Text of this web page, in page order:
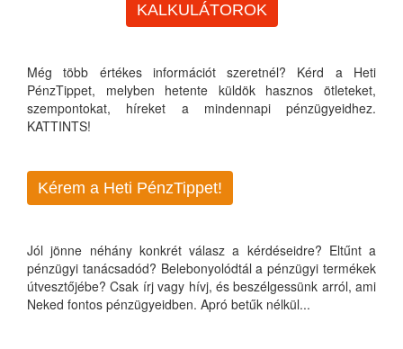
KALKULÁTOROK
Még több értékes információt szeretnél? Kérd a Heti
PénzTippet, melyben hetente küldök hasznos ötleteket,
szempontokat, híreket a mindennapi pénzügyeidhez.
KATTINTS!
Kérem a Heti PénzTippet!
Jól jönne néhány konkrét válasz a kérdéseidre? Eltűnt a
pénzügyi tanácsadód? Belebonyolódtál a pénzügyi termékek
útvesztőjébe? Csak írj vagy hívj, és beszélgessünk arról, ami
Neked fontos pénzügyeidben. Apró betűk nélkül...